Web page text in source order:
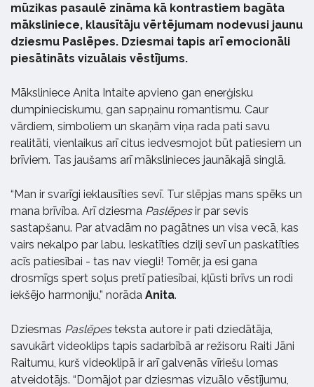
mūzikas pasaulē zināma kā kontrastiem bagāta
māksliniece, klausītāju vērtējumam nodevusi jaunu
dziesmu Paslēpes. Dziesmai tapis arī emocionāli
piesātināts vizuālais vēstījums.
Māksliniece Anita Intaite apvieno gan enerģisku
dumpinieciskumu, gan sapņainu romantismu. Caur
vārdiem, simboliem un skaņām viņa rada pati savu
realitāti, vienlaikus arī citus iedvesmojot būt patiesiem un
brīviem. Tas jaušams arī mākslinieces jaunākajā singlā.
“Man ir svarīgi ieklausīties sevī. Tur slēpjas mans spēks un
mana brīvība. Arī dziesma Paslēpesir par sevis
sastapšanu. Par atvadām no pagātnes un visa vecā, kas
vairs nekalpo par labu. Ieskatīties dziļi sevī un paskatīties
acīs patiesībai - tas nav viegli! Tomēr, ja esi gana
drosmīgs spert soļus pretī patiesībai, kļūsti brīvs un rodi
iekšējo harmoniju,” norāda Anita.
Dziesmas Paslēpesteksta autore ir pati dziedātāja,
savukārt videoklips tapis sadarbībā ar režisoru Raiti Jāni
Raitumu, kurš videoklipā ir arī galvenās vīriešu lomas
atveidotājs. “Domājot par dziesmas vizuālo vēstījumu,